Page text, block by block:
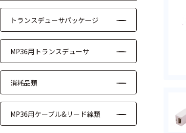
テレメー
タ
スイッチ
センサ・信号処
信号処理
トランスデューサパッケージ
MP36用トランスデューサ
消耗品類
MP36用ケーブル&リード線類